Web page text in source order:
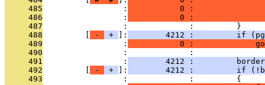
     485
                 :
0 :
     486
                 :
0 :
     487
                 :             :         }
     488
- + ]:
4212 :         if
     489
                 :
0 :
     490
                 :             :
     491
                 :
4212 :
     492
- + ]:
4212 :         if
     493
                 :             :         {